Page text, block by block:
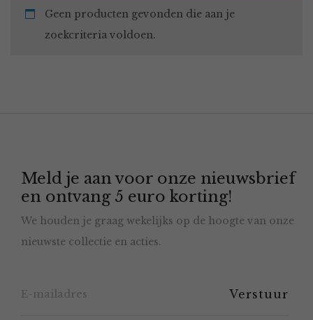
Geen producten gevonden die aan je
zoekcriteria voldoen.
Meld je aan voor onze nieuwsbrief
en ontvang 5 euro korting!
We houden je graag wekelijks op de hoogte van onze
nieuwste collectie en acties.